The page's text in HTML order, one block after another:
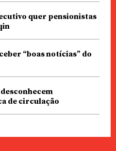
quer pensionistas
“boas notícias” do
de circulação